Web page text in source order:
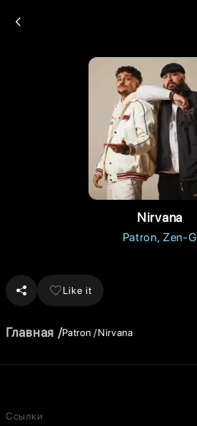
Nirvana
Patron Zen-G
Like it
Главная Patron Nirvana
Ссылки